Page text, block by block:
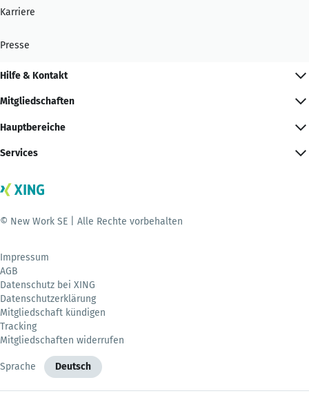
Karriere
Presse
Hilfe & Kontakt
Mitgliedschaften
Hauptbereiche
Services
© New Work SE | Alle Rechte vorbehalten
Impressum
AGB
Datenschutz bei XING
Datenschutzerklärung
Mitgliedschaft kündigen
Tracking
Mitgliedschaften widerrufen
Sprache Deutsch